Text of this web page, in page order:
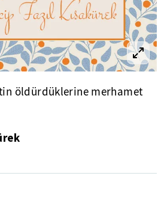
öldürdüklerine merhamet